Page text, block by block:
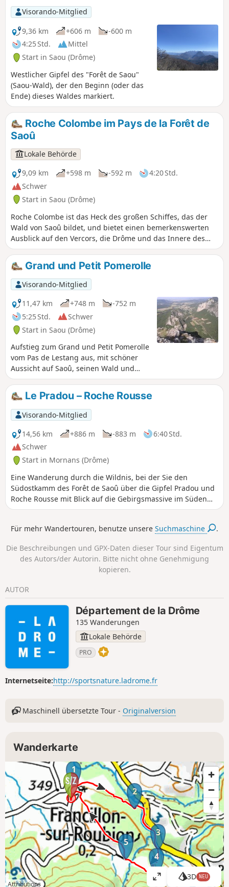
Visorando-Mitglied
9,36 km
+606 m
-600 m
4:25 Std.
Mittel
Start in Saou (Drôme)
Westlicher Gipfel des "Forêt de Saou"
(Saou-Wald), der den Beginn (oder das
Ende) dieses Waldes markiert.
Roche Colombe im Pays de la Forêt de
Saoû
Lokale Behörde
9,09 km
+598 m -592 m
4:20 Std.
Schwer
Start in Saou (Drôme)
Roche Colombe ist das Heck des großen Schiffes, das der
Wald von Saoû bildet, und bietet einen bemerkenswerten
Ausblick auf den Vercors, die Drôme und das Innere des
Waldes. ⚠️ Zwischen dem 1. Juli und dem 15. September
giltder Präfekturbeschluss DDT-SEF-2026-0176 vom 4. Juni
2026 über die vorübergehende Zugangsbeschränkung zum
Wald von Saoû und zum Plateau d’Ambel bei täglich
bewerteter Brandgefahr . Jeden Abend (gegen 17:30 Uhr)
wird eine Karte für den nächsten Tag veröffentlicht.
Grand und Petit Pomerolle
Visorando-Mitglied
11,47 km
+748 m
-752 m
5:25 Std.
Schwer
Start in Saou (Drôme)
Aufstieg zum Grand und Petit Pomerolle
vom Pas de Lestang aus, mit schöner
Aussicht auf Saoû, seinen Wald und
seine mythischen drei Gipfel.
Le Pradou – Roche Rousse
Visorando-Mitglied
14,56 km
+886 m -883 m
6:40 Std.
Schwer
Start in Mornans (Drôme)
Eine Wanderung durch die Wildnis, bei der Sie den
Südostkamm des Forêt de Saoû über die Gipfel Pradou und
Roche Rousse mit Blick auf die Gebirgsmassive im Süden
der Drôme bis zum Mont Ventoux entdecken können.
Wildtiere. Zwischen dem 15. Mai und dem 15. Juli ist es
l'Âne (8) zu benutzen.Es wurden spezielle Beschilderungen
und eine Umleitung des GR®9 eingerichtet, um die Nutzer
Für mehr Wandertouren, benutze unsereSuchmaschine .
Die Beschreibungen und GPX-Daten dieser Tour sind Eigentum
des Autors/der Autorin. Bitte nicht ohne Genehmigung
kopieren.
AUTOR
Département de la Drôme
135 Wanderungen
Lokale Behörde
PRO
Internetseite:http://sportsnature.ladrome.fr
Maschinell übersetzte Tour - Originalversion
Wanderkarte
1
2
3
4
5
Attributions
K
3D NEU